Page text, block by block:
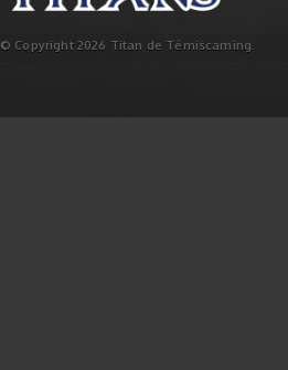
© Copyright 2026 Titan de Témiscaming.